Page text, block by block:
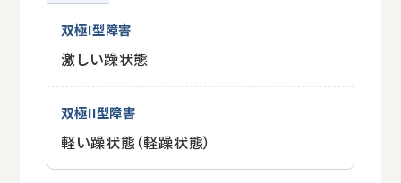
激しい躁状態
軽い躁状態（軽躁状態）